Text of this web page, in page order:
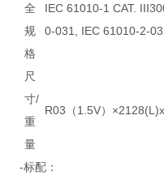
全
规
格
IEC 61010-1 CAT.
0-031, IEC 61010-2-
尺
寸/
重
量
R03（1.5V）
-标配：